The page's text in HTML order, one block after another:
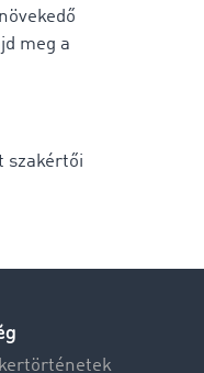
meg a
szakértői